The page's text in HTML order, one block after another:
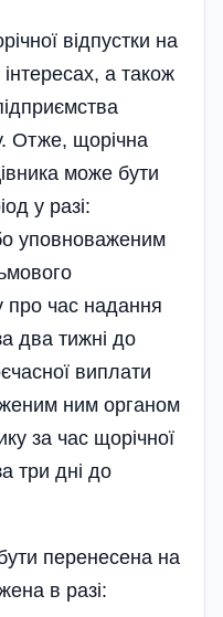
відпустки на
а також
Отже, щорічна
може бути
у разі:
уповноваженим
про час надання
два тижні до
виплати
ним органом
за час щорічної
три дні до
перенесена на
в разі: